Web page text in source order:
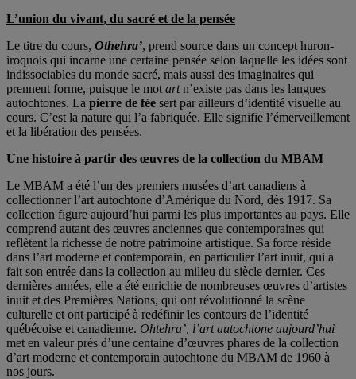
L’union du vivant, du sacré et de la pensée
Le titre du cours, Othehra’, prend source dans un concept huron-
iroquois qui incarne une certaine pensée selon laquelle les idées sont
indissociables du monde sacré, mais aussi des imaginaires qui
prennent forme, puisque le motartn’existe pas dans les langues
autochtones. La pierre de fée sert par ailleurs d’identité visuelle au
cours. C’est la nature qui l’a fabriquée. Elle signifie l’émerveillement
et la libération des pensées.
Une histoire à partir des œuvres de la collection du MBAM
Le MBAM a été l’un des premiers musées d’art canadiens à
collectionner l’art autochtone d’Amérique du Nord, dès 1917. Sa
collection figure aujourd’hui parmi les plus importantes au pays. Elle
comprend autant des œuvres anciennes que contemporaines qui
reflètent la richesse de notre patrimoine artistique. Sa force réside
dans l’art moderne et contemporain, en particulier l’art inuit, qui a
fait son entrée dans la collection au milieu du siècle dernier. Ces
dernières années, elle a été enrichie de nombreuses œuvres d’artistes
inuit et des Premières Nations, qui ont révolutionné la scène
culturelle et ont participé à redéfinir les contours de l’identité
québécoise et canadienne. Ohtehra’, l’art autochtone aujourd’hui
met en valeur près d’une centaine d’œuvres phares de la collection
d’art moderne et contemporain autochtone du MBAM de 1960 à
nos jours.